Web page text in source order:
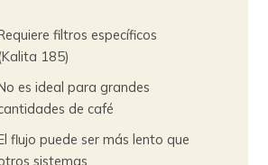
filtros específicos
185)
es ideal para grandes
de café
flujo puede ser más lento que
sistemas